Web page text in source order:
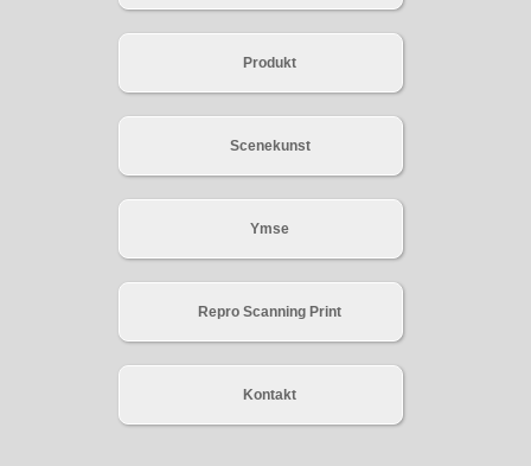
Produkt
Scenekunst
Ymse
Repro Scanning Print
Kontakt